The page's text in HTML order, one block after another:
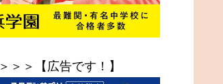
＞＞＞【広告です！】